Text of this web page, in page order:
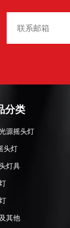
分类
源摇头灯
头灯
灯具
其他